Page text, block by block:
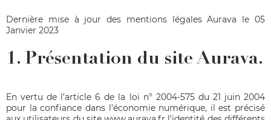
Dernière mise à jour des mentions légales Aurava le 05
Janvier 2023
1. Présentation du site Aurava.
En vertu de l’article 6 de la loi n° 2004-575 du 21 juin 2004
pour la confiance dans l’économie numérique, il est précisé